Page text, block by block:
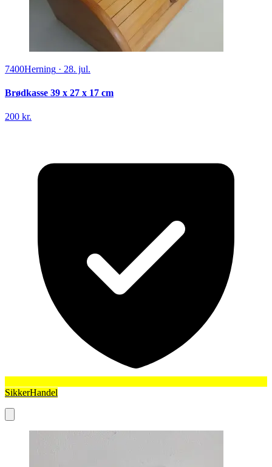
7400Herning · 28. jul.
Brødkasse 39 x 27 x 17 cm
200 kr.
SikkerHandel